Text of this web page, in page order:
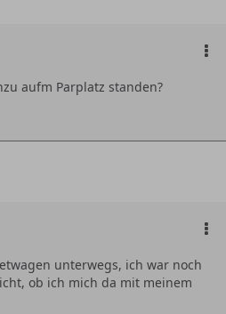
aufm Parplatz standen?
unterwegs, ich war noch
ob ich mich da mit meinem